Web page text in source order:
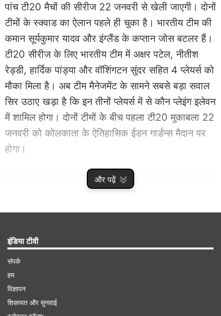
और पढ़ें
पांच टी20 मैचों की सीरीज 22 जनवरी से खेली जाएगी। दोनों
टीमों के स्क्वाड का ऐलान पहले ही चुका है। भारतीय टीम की
कमान सूर्यकुमार यादव और इंग्लैंड के कप्तान जोस बटलर हैं।
टी20 सीरीज के लिए भारतीय टीम में अक्षर पटेल, नीतीश
रेड्डी, हार्दिक पांड्या और वॉशिंगटन सुंदर सहित 4 प्लेयर्स को
मौका मिला है। अब टीम मैनेजमेंट के सामने सबसे बड़ा सवाल
सिर उठाए खड़ा है कि इन तीनों प्लेयर्स में से कौन प्लेइंग इलेवन
में शामिल होगा। दोनों टीमों के बीच पहला टी20 मुकाबला 22
जनवरी को कोलकाता के ऐतिहासिक ईडन गार्डन्स मैदान पर
होगा।
Advertisement
इंडिया टीवी
संपर्क
हम
विज्ञापन
शिकायत और सुनवाई